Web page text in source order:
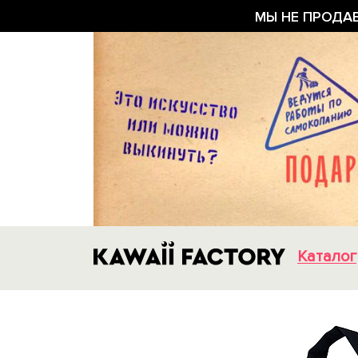
МЫ НЕ
Каталог